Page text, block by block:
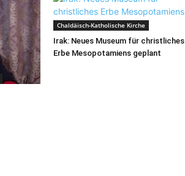
Chaldäisch-Katholische Kirche
Irak: Neues Museum für christliches
Erbe Mesopotamiens geplant